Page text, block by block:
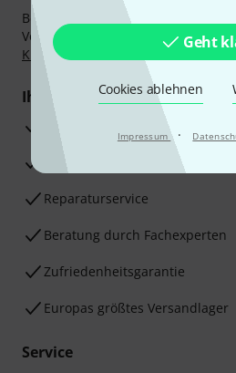
Geht
Cookies ablehnen
Impressum ·
Bezahlen Sie vertraulich und
Vorkasse, PayPal, Amazon Pay,
Klarna Ratenzahlung
Ihre Vorteile
3 Jahre Thomann Garantie
30 Tage Money-Back-Garantie
Reparaturservice
Beratung durch Fachexperten
Zufriedenheitsgarantie
Europas größtes Versandlager
Service